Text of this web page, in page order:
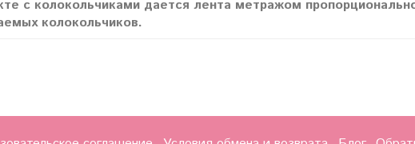
с колокольчиками дается лента метражом
колокольчиков.